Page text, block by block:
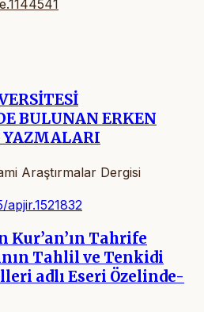
BULUNAN ERKEN
YAZMALARI
Araştırmalar Dergisi
Kur’an’ın Tahrife
Tahlil ve Tenkidi
adlı Eseri Özelinde-